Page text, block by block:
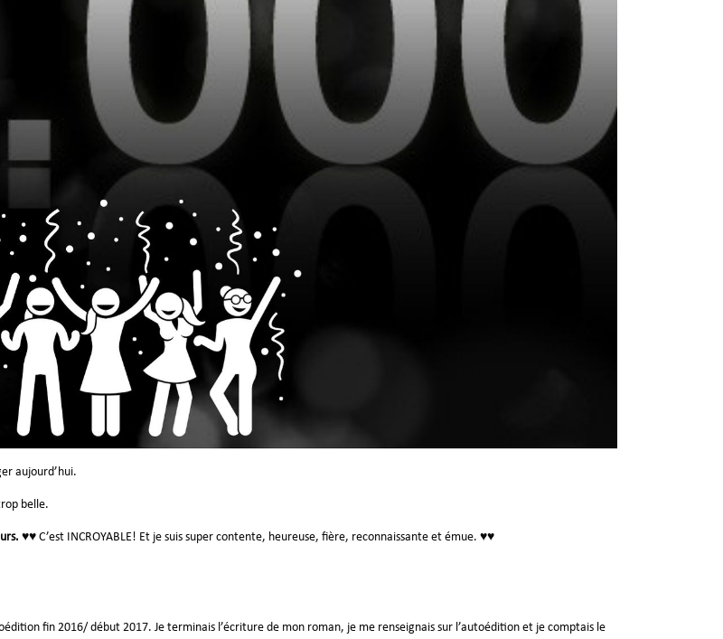
aujourd’hui.
belle.
♥♥ C’est INCROYABLE! Et je suis super contente, heureuse, fière, reconnaissante et émue. ♥♥
fin 2016/ début 2017. Je terminais l’écriture de mon roman, je me renseignais sur l’autoédition et je comptais le